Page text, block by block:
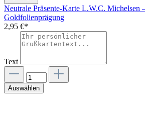
Neutrale Präsente-Karte L.W.C. Michelsen
Goldfolienprägung
2,95 €*
Text
Auswählen